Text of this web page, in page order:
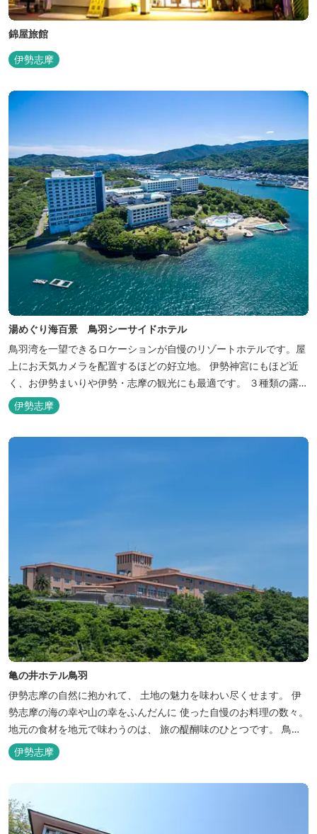
錦屋旅館
伊勢志摩
湯めぐり海百景 鳥羽シーサイドホテル
鳥羽湾を一望できるロケーションが自慢のリゾートホテルです。屋
上にお天気カメラを配置するほどの好立地。 伊勢神宮にもほど近
く、お伊勢まいりや伊勢・志摩の観光にも最適です。 ３種類の露天
風呂を備えた「風見の湯」をはじめ、趣の異なる３ヶ所の大浴場で
は、館内で湯めぐりが楽しめます。 また、露天風呂付客室や貸切家
族風呂（有料）、足湯に湯上がり処などもございますので、湯浴み
伊勢志摩
亀の井ホテル鳥羽
伊勢志摩の自然に抱かれて、 土地の魅力を味わい尽くせます。 伊
勢志摩の海の幸や山の幸をふんだんに 使った自慢のお料理の数々。
地元の食材を地元で味わうのは、 旅の醍醐味のひとつです。 鳥羽
湾の潮風を感じる露天風呂や 広々としたテラス付きのお部屋。 行
き交うフェリーをのんびり眺めて、 日常をちょっと忘れるひと時を
お過ごしください。
伊勢志摩